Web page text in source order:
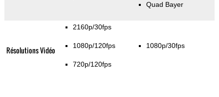
Quad Bayer
Résolutions Vidéo
2160p/30fps
1080p/120fps
720p/120fps
1080p/30fps